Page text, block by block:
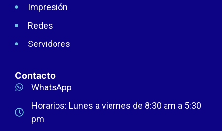
Impresión
Redes
Servidores
Contacto
WhatsApp
Horarios: Lunes a viernes de 8:30 am a 5:30
pm